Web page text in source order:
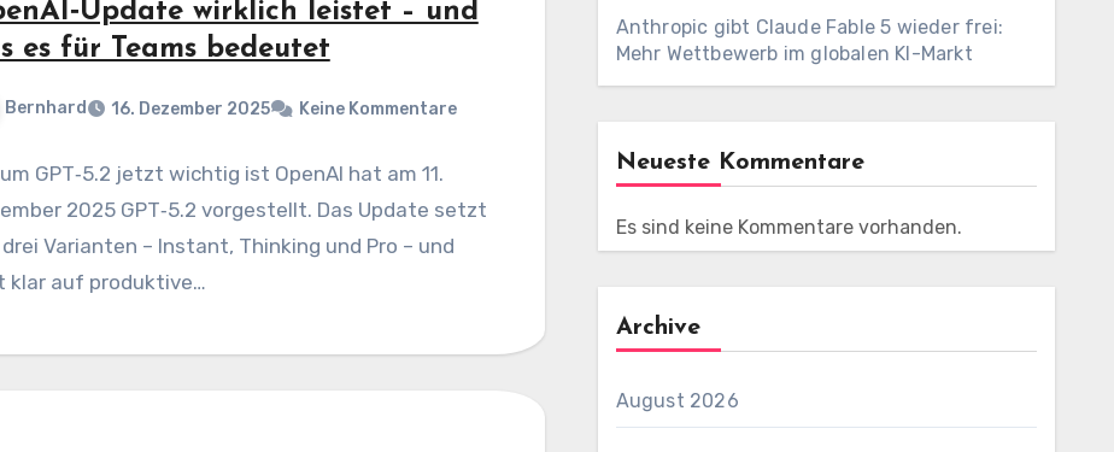
wirklich leistet – und
es für Teams bedeutet
Bernhard 16. Dezember 2025 Keine Kommentare
GPT‑5.2 jetzt wichtig ist OpenAI hat am 11.
2025 GPT‑5.2 vorgestellt. Das Update setzt
Varianten – Instant, Thinking und Pro – und
klar auf produktive…
Anthropic gibt Claude Fable 5 wieder frei:
Mehr Wettbewerb im globalen KI-Markt
Neueste Kommentare
Es sind keine Kommentare vorhanden.
Archive
August 2026